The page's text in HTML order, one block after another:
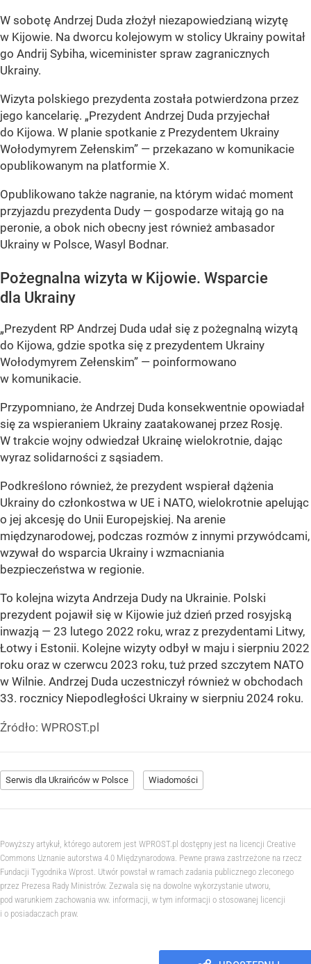
W sobotę Andrzej Duda złożył niezapowiedzianą wizytę
w Kijowie. Na dworcu kolejowym w stolicy Ukrainy powitał
go Andrij Sybiha, wiceminister spraw zagranicznych
Ukrainy.
Wizyta polskiego prezydenta została potwierdzona przez
jego kancelarię. „Prezydent Andrzej Duda przyjechał
do Kijowa. W planie spotkanie z Prezydentem Ukrainy
Wołodymyrem Zełenskim” — przekazano w komunikacie
opublikowanym na platformie X.
Opublikowano także nagranie, na którym widać moment
przyjazdu prezydenta Dudy — gospodarze witają go na
peronie, a obok nich obecny jest również ambasador
Ukrainy w Polsce, Wasyl Bodnar.
Pożegnalna wizyta w Kijowie. Wsparcie
dla Ukrainy
„Prezydent RP Andrzej Duda udał się z pożegnalną wizytą
do Kijowa, gdzie spotka się z prezydentem Ukrainy
Wołodymyrem Zełenskim” — poinformowano
w komunikacie.
Przypomniano, że Andrzej Duda konsekwentnie opowiadał
się za wspieraniem Ukrainy zaatakowanej przez Rosję.
W trakcie wojny odwiedzał Ukrainę wielokrotnie, dając
wyraz solidarności z sąsiadem.
Podkreślono również, że prezydent wspierał dążenia
Ukrainy do członkostwa w UE i NATO, wielokrotnie apelując
o jej akcesję do Unii Europejskiej. Na arenie
międzynarodowej, podczas rozmów z innymi przywódcami,
wzywał do wsparcia Ukrainy i wzmacniania
bezpieczeństwa w regionie.
To kolejna wizyta Andrzeja Dudy na Ukrainie. Polski
prezydent pojawił się w Kijowie już dzień przed rosyjską
inwazją — 23 lutego 2022 roku, wraz z prezydentami Litwy,
Łotwy i Estonii. Kolejne wizyty odbył w maju i sierpniu 2022
roku oraz w czerwcu 2023 roku, tuż przed szczytem NATO
w Wilnie. Andrzej Duda uczestniczył również w obchodach
33. rocznicy Niepodległości Ukrainy w sierpniu 2024 roku.
Źródło: WPROST.pl
Serwis dla Ukraińców w Polsce Wiadomości
Powyższy artykuł, którego autorem jest WPROST.pl dostępny jest na licencji Creative
Commons Uznanie autorstwa 4.0 Międzynarodowa. Pewne prawa zastrzeżone na rzecz
Fundacji Tygodnika Wprost. Utwór powstał w ramach zadania publicznego zleconego
przez Prezesa Rady Ministrów. Zezwala się na dowolne wykorzystanie utworu,
pod warunkiem zachowania ww. informacji, w tym informacji o stosowanej licencji
i o posiadaczach praw.